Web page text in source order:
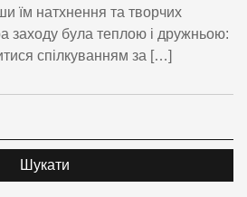
їм натхнення та творчих
заходу була теплою і дружньою:
спілкуванням за […]